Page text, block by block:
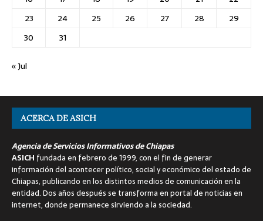
23
24 25 26 27 28
29
30
31
« Jul
ACERCA DE ASICH
Agencia de Servicios Informativos de Chiapas
ASICH fundada en febrero de 1999, con el fin de generar
información del acontecer político, social y económico del estado de
Chiapas, publicando en los distintos medios de comunicación en la
entidad. Dos años después se transforma en portal de noticias en
internet, donde permanece sirviendo a la sociedad.